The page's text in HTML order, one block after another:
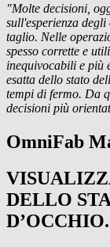
"Molte decisioni,
sull'esperienza
taglio. Nelle
spesso corrette e
inequivocabili e più
esatta dello stato
tempi di fermo. Da
decisioni più
OmniFab
DELLO
D’OCCHIO.